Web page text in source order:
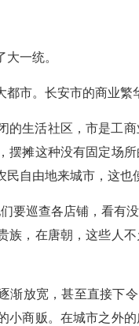
一统。
市。长安市的商业繁
的生活社区，市是工
摆摊这种没有固定场
自由地来城市，这也
要巡查各店铺，看
族，在唐朝，这些人
渐放宽，甚至直接下
商贩。在城市之外